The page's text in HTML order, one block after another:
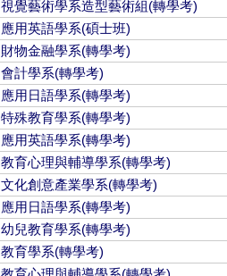
視覺藝術學系造型藝術組(轉學考)
應用英語學系(碩士班)
財物金融學系(轉學考)
會計學系(轉學考)
應用日語學系(轉學考)
特殊教育學系(轉學考)
應用英語學系(轉學考)
教育心理與輔導學系(轉學考)
文化創意產業學系(轉學考)
應用日語學系(轉學考)
幼兒教育學系(轉學考)
教育學系(轉學考)